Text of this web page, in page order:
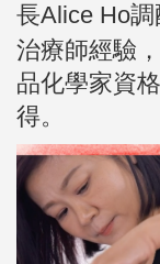
長Alice Ho調
治療師經驗
品化學家資
得。